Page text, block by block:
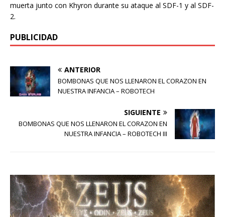
muerta junto con Khyron durante su ataque al SDF-1 y al SDF-
2.
PUBLICIDAD
ANTERIOR
BOMBONAS QUE NOS LLENARON EL CORAZON EN
NUESTRA INFANCIA – ROBOTECH
SIGUIENTE
BOMBONAS QUE NOS LLENARON EL CORAZON EN
NUESTRA INFANCIA – ROBOTECH III